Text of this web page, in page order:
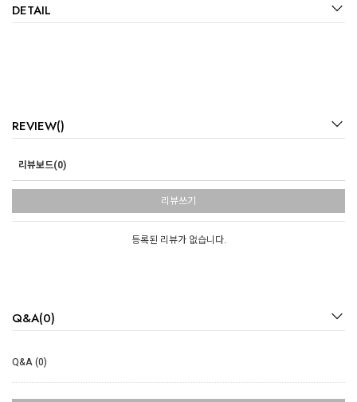
DETAIL
REVIEW()
리뷰보드(0)
리뷰쓰기
등록된 리뷰가 없습니다.
Q&A(0)
Q&A (0)